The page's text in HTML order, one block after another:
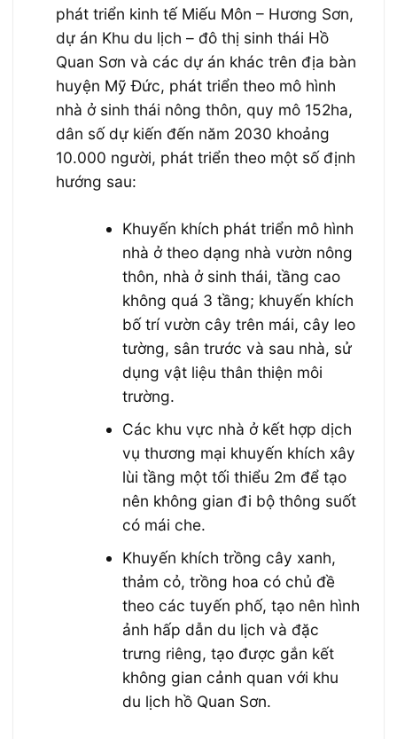
phát triển kinh tế Miếu Môn – Hương Sơn,
dự án Khu du lịch – đô thị sinh thái Hồ
Quan Sơn và các dự án khác trên địa bàn
huyện Mỹ Đức, phát triển theo mô hình
nhà ở sinh thái nông thôn, quy mô 152ha,
dân số dự kiến đến năm 2030 khoảng
10.000 người, phát triển theo một số định
hướng sau:
Khuyến khích phát triển mô hình
nhà ở theo dạng nhà vườn nông
thôn, nhà ở sinh thái, tầng cao
không quá 3 tầng; khuyến khích
bố trí vườn cây trên mái, cây leo
tường, sân trước và sau nhà, sử
dụng vật liệu thân thiện môi
trường.
Các khu vực nhà ở kết hợp dịch
vụ thương mại khuyến khích xây
lùi tầng một tối thiểu 2m để tạo
nên không gian đi bộ thông suốt
có mái che.
Khuyến khích trồng cây xanh,
thảm cỏ, trồng hoa có chủ đề
theo các tuyến phố, tạo nên hình
ảnh hấp dẫn du lịch và đặc
trưng riêng, tạo được gắn kết
không gian cảnh quan với khu
du lịch hồ Quan Sơn.